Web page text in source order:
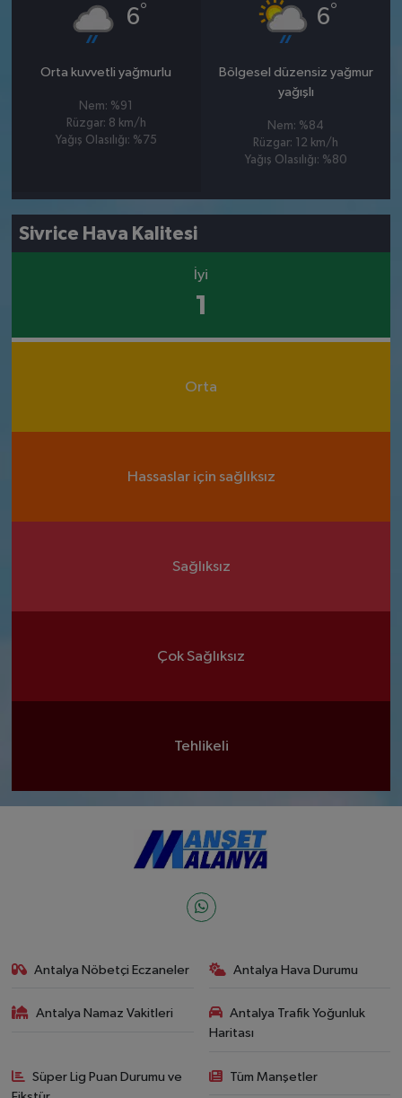
6°
Orta kuvvetli yağmurlu
Nem: %91
Rüzgar: 8 km/h
Yağış Olasılığı: %75
6°
Bölgesel düzensiz yağmur
yağışlı
Nem: %84
Rüzgar: 12 km/h
Yağış Olasılığı: %80
Sivrice Hava Kalitesi
İyi
1
Orta
Hassaslar için sağlıksız
Sağlıksız
Çok Sağlıksız
Tehlikeli
Antalya Nöbetçi Eczaneler Antalya Hava Durumu
Antalya Namaz Vakitleri
Antalya Trafik Yoğunluk
Haritası
Süper Lig Puan Durumu ve
Tüm Manşetler